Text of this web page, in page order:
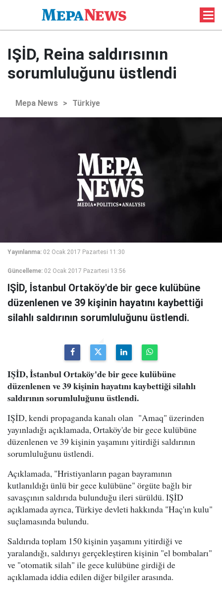
IŞİD, Reina saldırısının
sorumluluğunu üstlendi
Mepa News > Türkiye
Yayınlanma: 02 Ocak 2017 Pazartesi 11:30
Güncelleme: 02 Ocak 2017 Pazartesi 13:56
IŞİD, İstanbul Ortaköy'de bir gece kulübüne
düzenlenen ve 39 kişinin hayatını kaybettiği
silahlı saldırının sorumluluğunu üstlendi.
IŞİD, İstanbul Ortaköy'de bir gece kulübüne
düzenlenen ve 39 kişinin hayatını kaybettiği silahlı
saldırının sorumluluğunu üstlendi.
IŞİD, kendi propaganda kanalı olan "Amaq" üzerinden
yayınladığı açıklamada, Ortaköy'de bir gece kulübüne
düzenlenen ve 39 kişinin yaşamını yitirdiği saldırının
sorumluluğunu üstlendi.
Açıklamada, "Hristiyanların pagan bayramının
kutlanıldığı ünlü bir gece kulübüne" örgüte bağlı bir
savaşçının saldırıda bulunduğu ileri sürüldü. IŞİD
açıklamada ayrıca, Türkiye devleti hakkında "Haç'ın kulu"
suçlamasında bulundu.
Saldırıda toplam 150 kişinin yaşamını yitirdiği ve
yaralandığı, saldırıyı gerçekleştiren kişinin "el bombaları"
ve "otomatik silah" ile gece kulübüne girdiği de
açıklamada iddia edilen diğer bilgiler arasında.